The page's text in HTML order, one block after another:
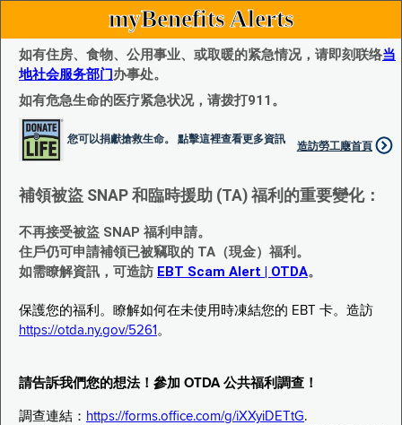
myBenefits Alerts
如有住房、食物、公用事业、或取暖的紧急情况，请即刻联络当
地社会服务部门办事处。
如有危急生命的医疗紧急状况，请拨打911。
您可以捐獻搶救生命。 點擊這裡查看更多資訊
造訪勞工廰首頁
補領被盜 SNAP 和臨時援助 (TA) 福利的重要變化：
不再接受被盜 SNAP 福利申請。
住戶仍可申請補領已被竊取的 TA（現金）福利。
如需瞭解資訊，可造訪 EBT Scam Alert | OTDA。
保護您的福利。瞭解如何在未使用時凍結您的 EBT 卡。造訪
https://otda.ny.gov/5261 。
請告訴我們您的想法！參加 OTDA 公共福利調查！
調查連結： https://forms.office.com/g/iXXyiDETtG.